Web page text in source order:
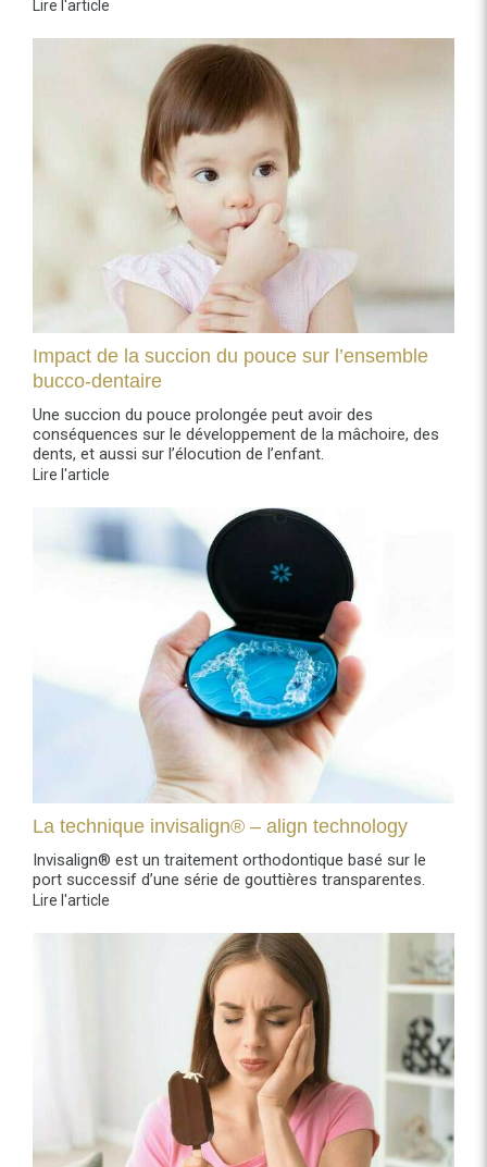
Lire l'article
Impact de la succion du pouce sur l’ensemble
bucco-dentaire
Une succion du pouce prolongée peut avoir des
conséquences sur le développement de la mâchoire, des
dents, et aussi sur l’élocution de l’enfant.
Lire l'article
La technique invisalign® – align technology
Invisalign® est un traitement orthodontique basé sur le
port successif d’une série de gouttières transparentes.
Lire l'article